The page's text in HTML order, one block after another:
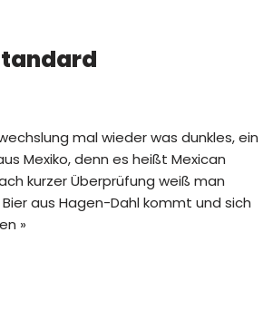
mal wieder was dunkles, ein
Mexiko, denn es heißt Mexican
kurzer Überprüfung weiß man
aus Hagen-Dahl kommt und sich
»